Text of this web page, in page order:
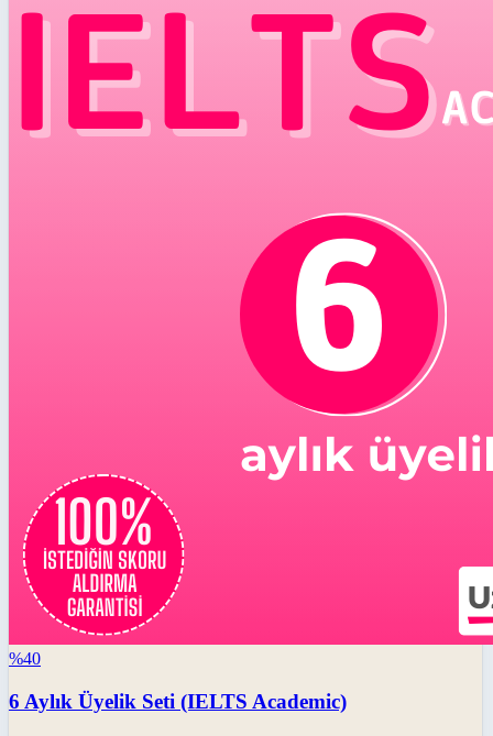
%40
6 Aylık Üyelik Seti (IELTS Academic)